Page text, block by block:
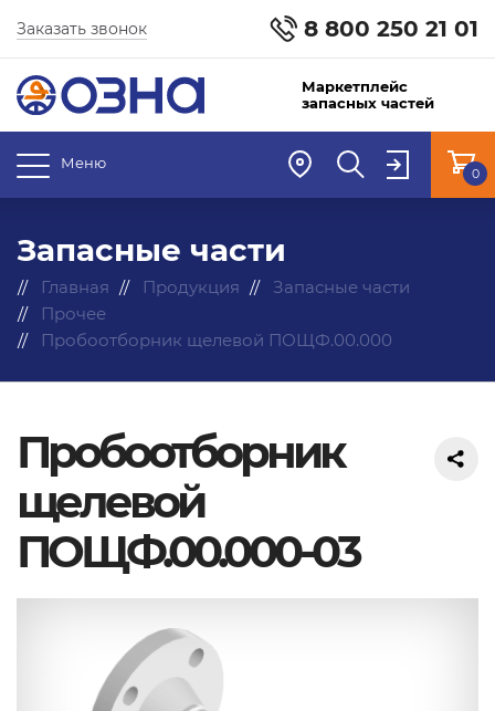
8 800 250 21 01
Заказать звонок
Маркетплейс
запасных частей
Меню
0
Запасные части
Главная Продукция
Запасные части
Прочее
Пробоотборник щелевой ПОЩФ.00.000
Пробоотборник
щелевой
ПОЩФ.00.000-03